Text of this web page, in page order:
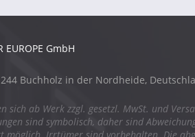
EUROPE GmbH
Buchholz in der Nordheide,
sich ab Werk zzgl. gesetzl. MwSt. und
sind symbolisch, daher sind
möglich. Irrtümer sind vorbehalten. Die